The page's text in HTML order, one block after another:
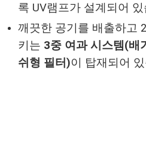
록 UV램프가 설계되어
깨끗한 공기를 배출하고
키는 3중 여과 시스템(배
쉬형 필터)이 탑재되어